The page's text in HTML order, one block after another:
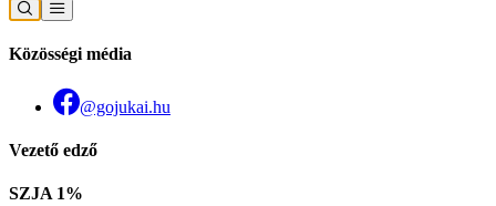
Közösségi média
@gojukai.hu
Vezető edző
SZJA 1%